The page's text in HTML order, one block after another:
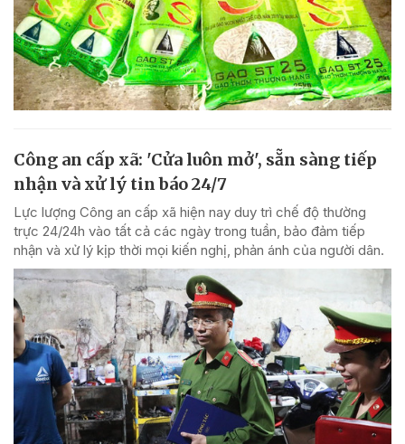
Công an cấp xã: 'Cửa luôn mở', sẵn sàng tiếp
nhận và xử lý tin báo 24/7
Lực lượng Công an cấp xã hiện nay duy trì chế độ thường
trực 24/24h vào tất cả các ngày trong tuần, bảo đảm tiếp
nhận và xử lý kịp thời mọi kiến nghị, phản ánh của người dân.